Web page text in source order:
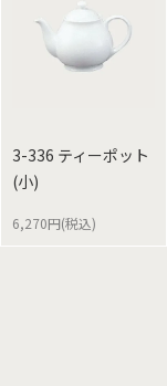
3-336 ティーポット
(小)
6,270円(税込)